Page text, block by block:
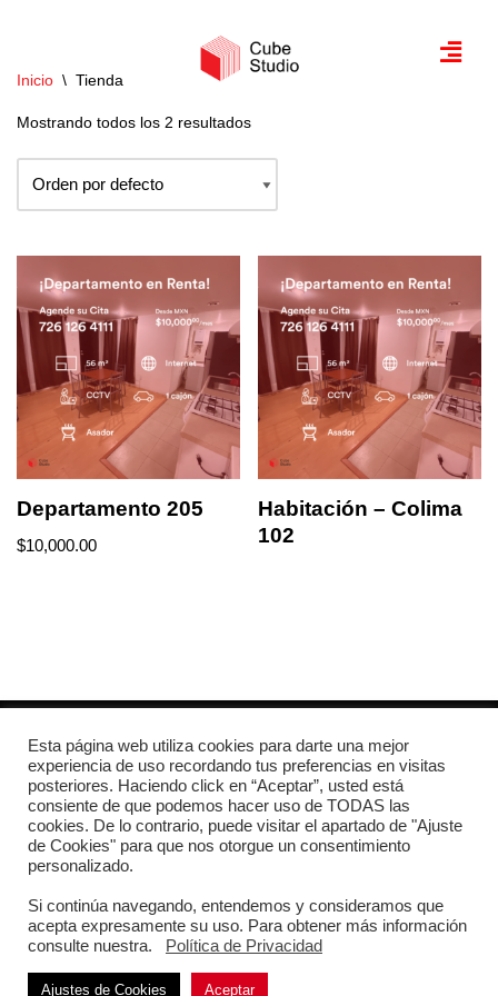
al
contenido
Inicio \ Tienda
Mostrando todos los 2 resultados
Departamento 205
$10,000.00
Habitación – Colima
102
+52 1 726 126 4111
info@cubestudio.space
Toluca, México
Inicio Portafolio Servicios Nosotros
2026 © Cube Studio, S.A.S. de C.V. | Hecho con ♥ por
Esta página web utiliza cookies para darte una mejor
experiencia de uso recordando tus preferencias en visitas
posteriores. Haciendo click en “Aceptar”, usted está
consiente de que podemos hacer uso de TODAS las
cookies. De lo contrario, puede visitar el apartado de "Ajuste
de Cookies" para que nos otorgue un consentimiento
personalizado.
Si continúa navegando, entendemos y consideramos que
acepta expresamente su uso. Para obtener más información
consulte nuestra.
Política de Privacidad
Ajustes de Cookies Aceptar